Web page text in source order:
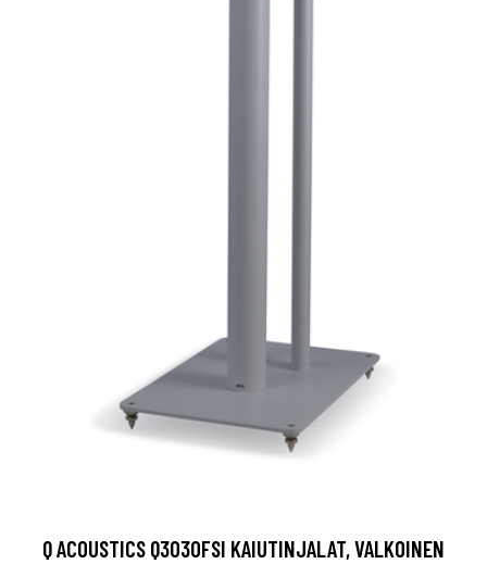
Q ACOUSTICS Q3030FSI KAIUTINJALAT, VALKOINEN